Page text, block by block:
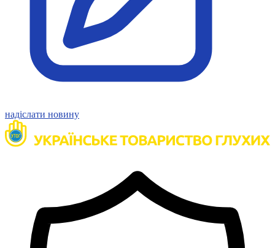
надіслати новину